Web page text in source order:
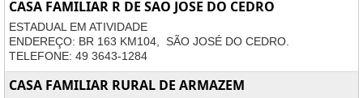
CASA FAMILIAR R DE SAO JOSE DO CEDRO
ESTADUAL EM ATIVIDADE
ENDEREÇO: BR 163 KM104, SÃO JOSÉ DO CEDRO.
TELEFONE: 49 3643-1284
CASA FAMILIAR RURAL DE ARMAZEM